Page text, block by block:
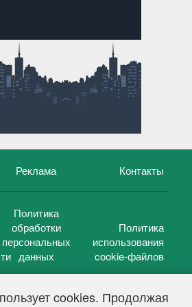
cookies. Продолжая
Реклама Контакты
Политика
обработки
персональных
данных
Политика
использования
cookie-файлов